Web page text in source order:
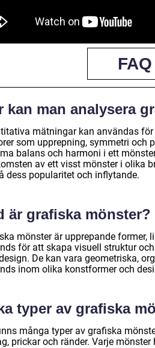
FAQ
kan man analysera
mätningar kan användas
som upprepning, symmetri och
balans och harmoni i ett
av ett visst mönster i olika
dess popularitet och inflytande.
är grafiska mönster?
mönster är upprepande former,
för att skapa visuell struktur
De kan vara geometriska,
inom olika konstformer och
typer av grafiska
många typer av grafiska
prickar och ränder. Varje